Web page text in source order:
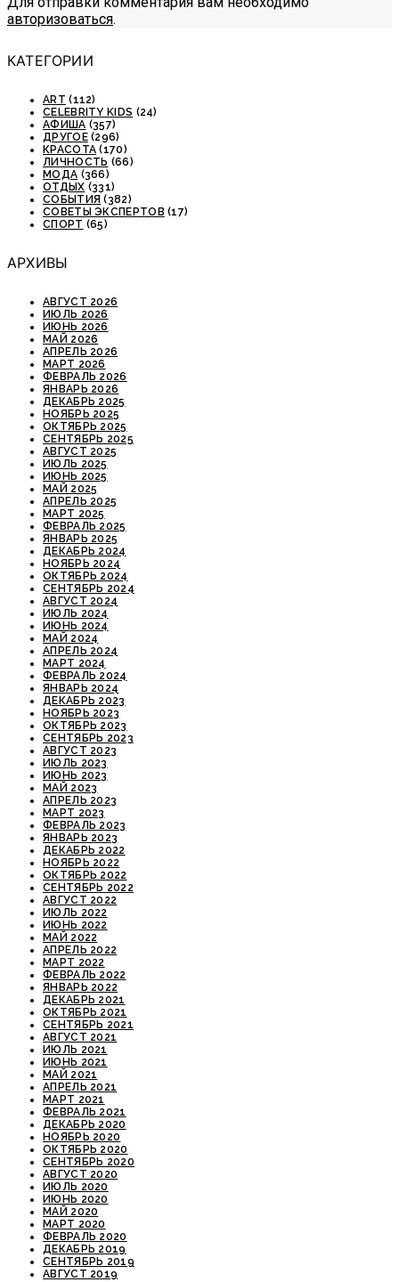
авторизоваться.
КАТЕГОРИИ
ART (112)
CELEBRITY KIDS (24)
АФИША (357)
ДРУГОЕ(296)
КРАСОТА (170)
ЛИЧНОСТЬ (66)
МОДА (366)
ОТДЫХ (331)
СОБЫТИЯ (382)
СОВЕТЫ ЭКСПЕРТОВ (17)
СПОРТ (65)
АРХИВЫ
АВГУСТ 2026
ИЮЛЬ 2026
ИЮНЬ 2026
МАЙ 2026
АПРЕЛЬ 2026
МАРТ 2026
ФЕВРАЛЬ 2026
ЯНВАРЬ 2026
ДЕКАБРЬ 2025
НОЯБРЬ 2025
ОКТЯБРЬ 2025
СЕНТЯБРЬ 2025
АВГУСТ 2025
ИЮЛЬ 2025
ИЮНЬ 2025
МАЙ 2025
АПРЕЛЬ 2025
МАРТ 2025
ФЕВРАЛЬ 2025
ЯНВАРЬ 2025
ДЕКАБРЬ 2024
НОЯБРЬ 2024
ОКТЯБРЬ 2024
СЕНТЯБРЬ 2024
АВГУСТ 2024
ИЮЛЬ 2024
ИЮНЬ 2024
МАЙ 2024
АПРЕЛЬ 2024
МАРТ 2024
ФЕВРАЛЬ 2024
ЯНВАРЬ 2024
ДЕКАБРЬ 2023
НОЯБРЬ 2023
ОКТЯБРЬ 2023
СЕНТЯБРЬ 2023
АВГУСТ 2023
ИЮЛЬ 2023
ИЮНЬ 2023
МАЙ 2023
АПРЕЛЬ 2023
МАРТ 2023
ФЕВРАЛЬ 2023
ЯНВАРЬ 2023
ДЕКАБРЬ 2022
НОЯБРЬ 2022
ОКТЯБРЬ 2022
СЕНТЯБРЬ 2022
АВГУСТ 2022
ИЮЛЬ 2022
ИЮНЬ 2022
МАЙ 2022
АПРЕЛЬ 2022
МАРТ 2022
ФЕВРАЛЬ 2022
ЯНВАРЬ 2022
ДЕКАБРЬ 2021
ОКТЯБРЬ 2021
СЕНТЯБРЬ 2021
АВГУСТ 2021
ИЮЛЬ 2021
ИЮНЬ 2021
МАЙ 2021
АПРЕЛЬ 2021
МАРТ 2021
ФЕВРАЛЬ 2021
ДЕКАБРЬ 2020
НОЯБРЬ 2020
ОКТЯБРЬ 2020
СЕНТЯБРЬ 2020
АВГУСТ 2020
ИЮЛЬ 2020
ИЮНЬ 2020
МАЙ 2020
МАРТ 2020
ФЕВРАЛЬ 2020
ДЕКАБРЬ 2019
СЕНТЯБРЬ 2019
АВГУСТ 2019